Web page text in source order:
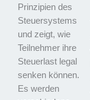
Prinzipien des
Steuersystems
und zeigt, wie
Teilnehmer ihre
Steuerlast legal
senken können.
Es werden